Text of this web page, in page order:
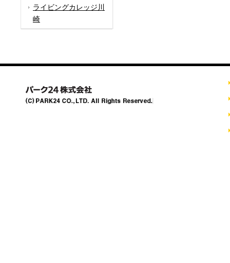
ライビングカレッジ川
崎